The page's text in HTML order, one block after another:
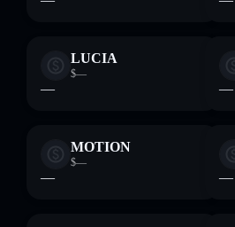
LUCIA
$—
— —
MOTION
$—
— —